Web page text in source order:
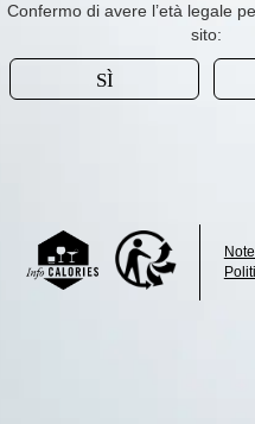
Confermo di avere l’età legale
sito:
SÌ